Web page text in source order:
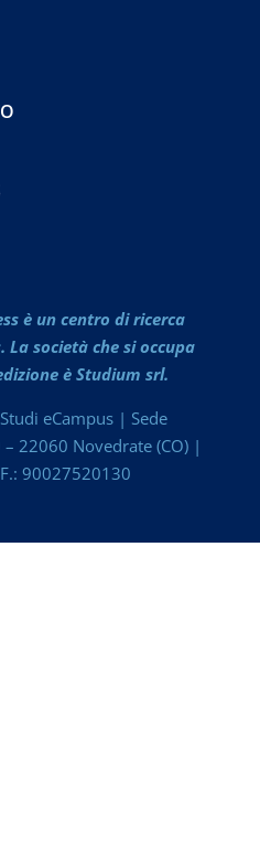
è un centro di ricerca
La società che si occupa
è Studium srl.
eCampus | Sede
22060 Novedrate (CO) |
90027520130